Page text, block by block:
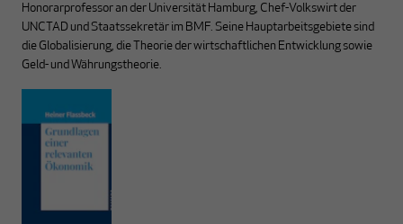
Honorarprofessor an der Universität Hamburg, Chef-Volkswirt der
UNCTAD und Staatssekretär im BMF. Seine Hauptarbeitsgebiete sind
die Globalisierung, die Theorie der wirtschaftlichen Entwicklung sowie
Geld- und Währungstheorie.